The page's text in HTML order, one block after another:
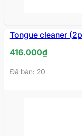
HẾT
HÀNG
Tongue cleaner
416.000₫
Đã bán: 20